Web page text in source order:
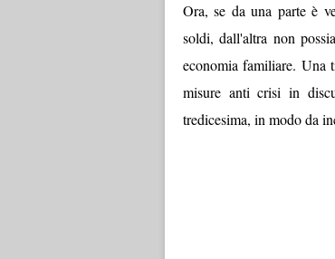
Ora, se da una parte è
soldi, dall'altra non
economia familiare. Una
misure anti crisi in
tredicesima, in modo da